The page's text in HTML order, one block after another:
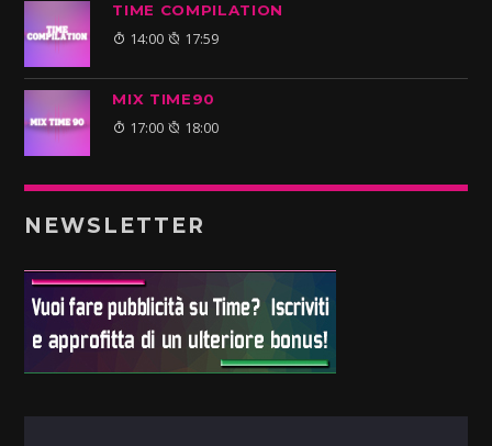
TIME COMPILATION
14:00 17:59
MIX TIME90
17:00 18:00
NEWSLETTER